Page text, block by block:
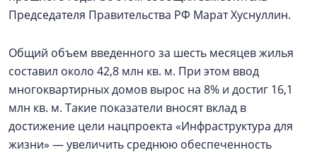
Председателя Правительства РФ Марат Хуснуллин.
Общий объем введенного за шесть месяцев жилья
составил около 42,8 млн кв. м. При этом ввод
многоквартирных домов вырос на 8% и достиг 16,1
млн кв. м. Такие показатели вносят вклад в
достижение цели нацпроекта «Инфраструктура для
жизни» — увеличить среднюю обеспеченность